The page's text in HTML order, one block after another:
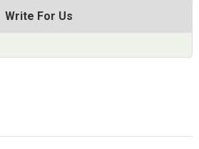
Write For Us